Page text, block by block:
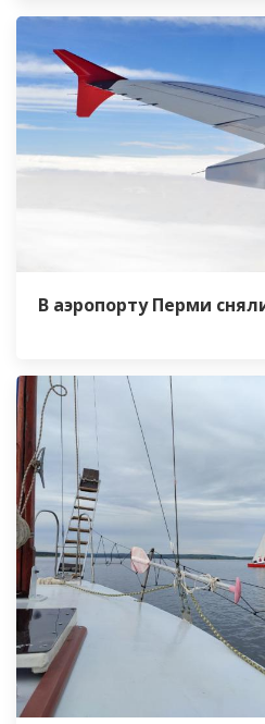
В аэропорту Перми